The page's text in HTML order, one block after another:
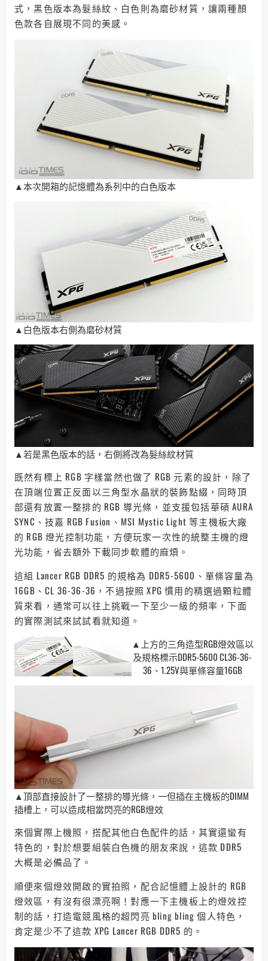
式，黑色版本為髮絲紋、白色則為磨砂材質，讓兩種顏
色款各自展現不同的美感。
▲本次開箱的記憶體為系列中的白色版本
▲白色版本右側為磨砂材質
▲若是黑色版本的話，右側將改為髮絲紋材質
既然有標上 RGB 字樣當然也做了 RGB 元素的設計，除了
在頂端位置正反面以三角型水晶狀的裝飾點綴，同時頂
部還有放置一整排的 RGB 導光條，並支援包括華碩 AURA
SYNC、技嘉 RGB Fusion、MSI Mystic Light 等主機板大廠
的 RGB 燈光控制功能，方便玩家一次性的統整主機的燈
光功能，省去額外下載同步軟體的麻煩。
這組 Lancer RGB DDR5 的規格為 DDR5-5600、單條容量為
16GB、CL 36-36-36，不過按照 XPG 慣用的精選過顆粒體
質來看，通常可以往上挑戰一下至少一級的頻率，下面
的實際測試來試試看就知道。
▲上方的三角造型RGB燈效區以
及規格標示DDR5-5600 CL36-36-
36、1.25V與單條容量16GB
▲頂部直接設計了一整排的導光條，一但插在主機板的DIMM
插槽上，可以造成相當閃亮的RGB燈效
來個實際上機照，搭配其他白色配件的話，其實還蠻有
特色的，對於想要組裝白色機的朋友來說，這款 DDR5
大概是必備品了。
順便來個燈效開啟的實拍照，配合記憶體上設計的 RGB
燈效區，有沒有很漂亮啊！對應一下主機板上的燈效控
制的話，打造電競風格的超閃亮 bling bling 個人特色，
肯定是少不了這款 XPG Lancer RGB DDR5 的。